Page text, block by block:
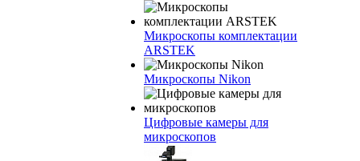
Микроскопы комплектации
ARSTEK
Микроскопы Nikon
Цифровые камеры для
микроскопов